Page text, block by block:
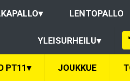
▾ LENTOPALLO
YLEISURHEILU▾
PT11▾ JOUKKUE